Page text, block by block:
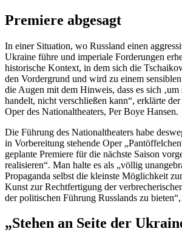
Premiere abgesagt
In einer Situation, wo Russland einen
Ukraine führe und imperiale Forderungen
historische Kontext, in dem sich die
den Vordergrund und wird zu einem
die Augen mit dem Hinweis, dass es sich ‚um
handelt, nicht verschließen kann“, erklärte
Oper des Nationaltheaters, Per Boye Hansen.
Die Führung des Nationaltheaters habe
in Vorbereitung stehende Oper
geplante Premiere für die nächste Saison
realisieren“. Man halte es als „völlig
Propaganda selbst die kleinste Möglichkeit
Kunst zur Rechtfertigung der
der politischen Führung Russlands zu
„Stehen an Seite der